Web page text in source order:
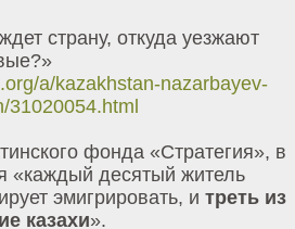
страну, откуда уезжают
a/kazakhstan-nazarbayev-
31020054.html
фонда «Стратегия», в
«каждый десятый житель
эмигрировать, и треть из
казахи».